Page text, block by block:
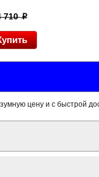
710p
цену и с быстрой